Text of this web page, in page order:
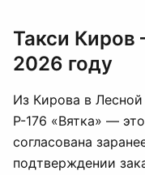
Такси
2026 году
Из Кирова в
Р-176 «Вятка» —
согласована
подтверждении